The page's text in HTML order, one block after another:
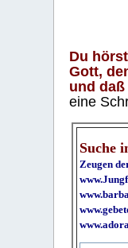
Du
Gott,
und
eine
Suche
Zeugen